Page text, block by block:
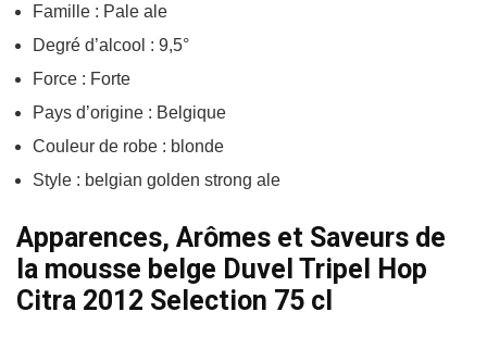
Famille : Pale ale
Degré d’alcool : 9,5°
Force : Forte
Pays d’origine : Belgique
Couleur de robe : blonde
Style : belgian golden strong ale
Apparences, Arômes et Saveurs de
la mousse belge Duvel Tripel Hop
Citra 2012 Selection 75 cl